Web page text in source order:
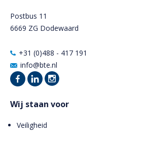
Postbus 11
6669 ZG Dodewaard
+31 (0)488 - 417 191
info@bte.nl
Wij staan voor
Veiligheid